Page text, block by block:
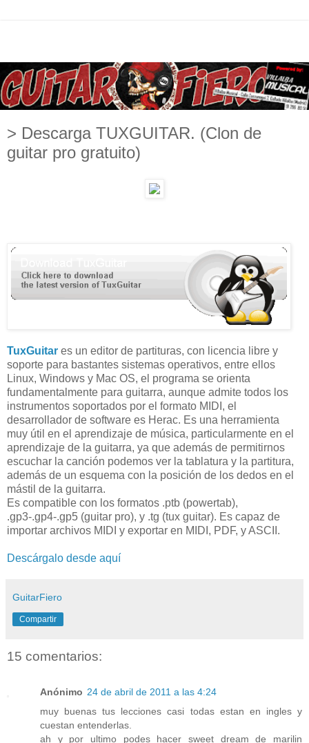
> Descarga TUXGUITAR. (Clon de
guitar pro gratuito)
TuxGuitar es un editor de partituras, con licencia libre y
soporte para bastantes sistemas operativos, entre ellos
Linux, Windows y Mac OS, el programa se orienta
fundamentalmente para guitarra, aunque admite todos los
instrumentos soportados por el formato MIDI, el
desarrollador de software es Herac. Es una herramienta
muy útil en el aprendizaje de música, particularmente en el
aprendizaje de la guitarra, ya que además de permitirnos
escuchar la canción podemos ver la tablatura y la partitura,
además de un esquema con la posición de los dedos en el
mástil de la guitarra.
Es compatible con los formatos .ptb (powertab),
.gp3-.gp4-.gp5 (guitar pro), y .tg (tux guitar). Es capaz de
importar archivos MIDI y exportar en MIDI, PDF, y ASCII.
Descárgalo desde aquí
GuitarFiero
Compartir
15 comentarios:
Anónimo 24 de abril de 2011 a las 4:24
muy buenas tus lecciones casi todas estan en ingles y
cuestan entenderlas.
ah y por ultimo podes hacer sweet dream de marilin